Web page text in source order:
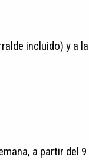
incluido) y a
a partir